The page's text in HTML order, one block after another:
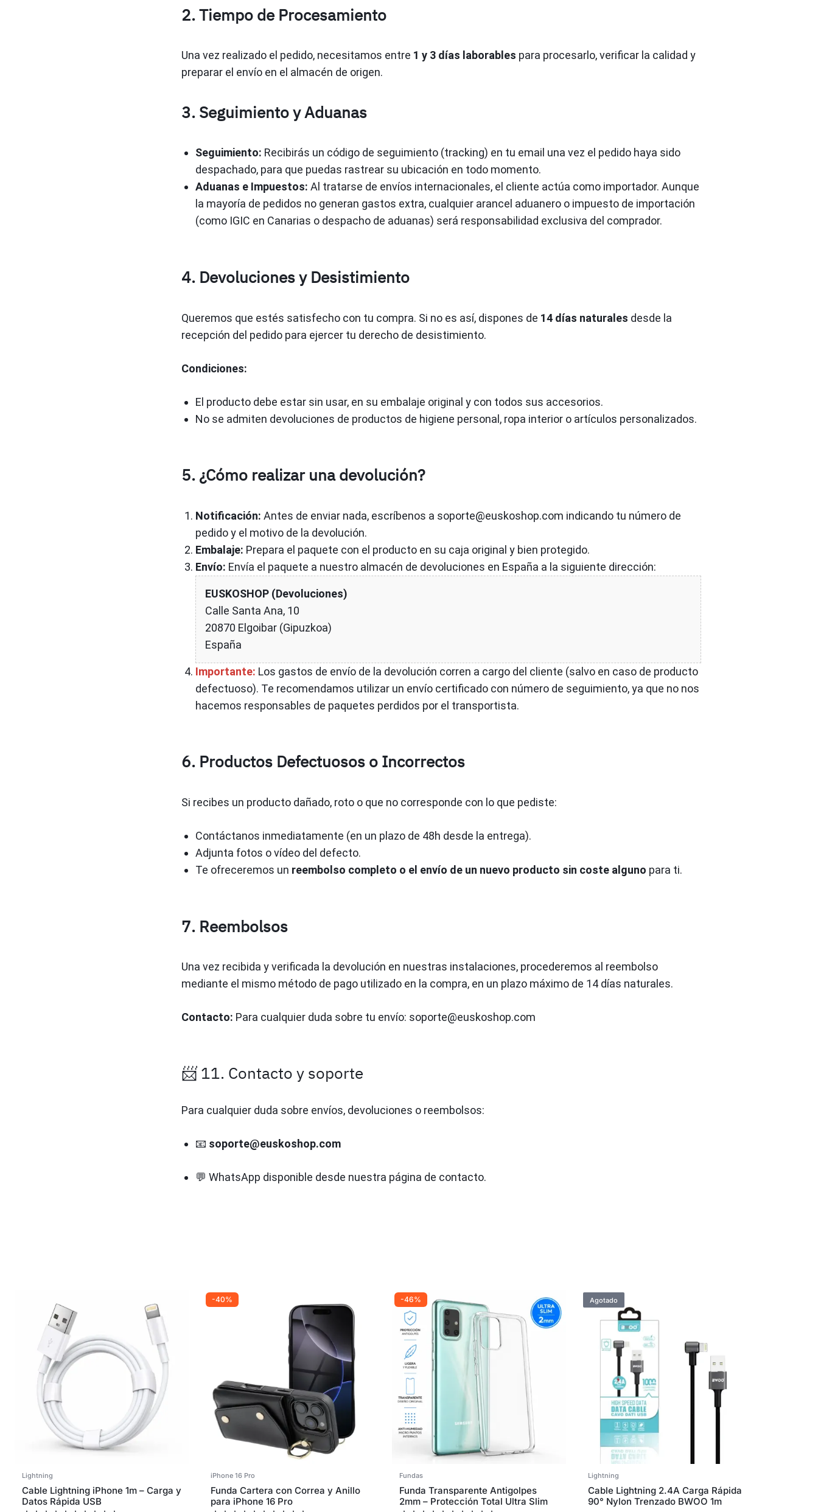
2. Tiempo de Procesamiento
Una vez realizado el pedido, necesitamos entre 1 y 3 días laborables para procesarlo, verificar la calidad y
preparar el envío en el almacén de origen.
3. Seguimiento y Aduanas
Seguimiento: Recibirás un código de seguimiento (tracking) en tu email una vez el pedido haya sido
despachado, para que puedas rastrear su ubicación en todo momento.
Aduanas e Impuestos: Al tratarse de envíos internacionales, el cliente actúa como importador. Aunque
la mayoría de pedidos no generan gastos extra, cualquier arancel aduanero o impuesto de importación
(como IGIC en Canarias o despacho de aduanas) será responsabilidad exclusiva del comprador.
4. Devoluciones y Desistimiento
Queremos que estés satisfecho con tu compra. Si no es así, dispones de 14 días naturales desde la
recepción del pedido para ejercer tu derecho de desistimiento.
Condiciones:
El producto debe estar sin usar, en su embalaje original y con todos sus accesorios.
No se admiten devoluciones de productos de higiene personal, ropa interior o artículos personalizados.
5. ¿Cómo realizar una devolución?
Notificación: Antes de enviar nada, escríbenos a soporte@euskoshop.com indicando tu número de
pedido y el motivo de la devolución.
Embalaje: Prepara el paquete con el producto en su caja original y bien protegido.
Envío: Envía el paquete a nuestro almacén de devoluciones en España a la siguiente dirección:
EUSKOSHOP (Devoluciones)
Calle Santa Ana, 10
20870 Elgoibar (Gipuzkoa)
España
Importante: Los gastos de envío de la devolución corren a cargo del cliente (salvo en caso de producto
defectuoso). Te recomendamos utilizar un envío certificado con número de seguimiento, ya que no nos
hacemos responsables de paquetes perdidos por el transportista.
6. Productos Defectuosos o Incorrectos
Si recibes un producto dañado, roto o que no corresponde con lo que pediste:
Contáctanos inmediatamente (en un plazo de 48h desde la entrega).
Adjunta fotos o vídeo del defecto.
Te ofreceremos un reembolso completo o el envío de un nuevo producto sin coste alguno para ti.
7. Reembolsos
Una vez recibida y verificada la devolución en nuestras instalaciones, procederemos al reembolso
mediante el mismo método de pago utilizado en la compra, en un plazo máximo de 14 días naturales.
Contacto: Para cualquier duda sobre tu envío: soporte@euskoshop.com
📨 11. Contacto y soporte
Para cualquier duda sobre envíos, devoluciones o reembolsos:
📧 soporte@euskoshop.com
💬 WhatsApp disponible desde nuestra página de contacto.
Lightning
Cable Lightning iPhone 1m – Carga y
Datos Rápida USB
-40%
iPhone 16 Pro
Funda Cartera con Correa y Anillo
para iPhone 16 Pro
-46%
Fundas
Funda Transparente Antigolpes
2mm – Protección Total Ultra Slim
Agotado
Lightning
Cable Lightning 2.4A Carga Rápida
90° Nylon Trenzado BWOO 1m